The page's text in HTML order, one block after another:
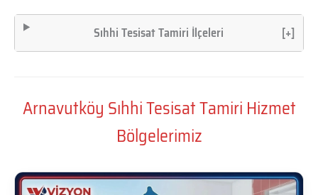
Sıhhi Tesisat Tamiri İlçeleri [+]
Arnavutköy Sıhhi Tesisat Tamiri Hizmet
Bölgelerimiz